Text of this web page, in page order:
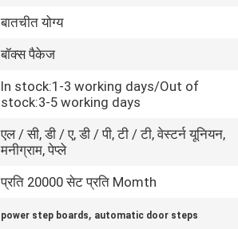
बातचीत योग्य
बॉक्स पैकेज
In stock:1-3 working days/Out of
stock:3-5 working days
एल / सी, डी / ए, डी / पी, टी / टी, वेस्टर्न यूनियन,
मनीग्राम, पेप्ले
प्रति 20000 सेट प्रति Momth
power step boards, automatic door steps